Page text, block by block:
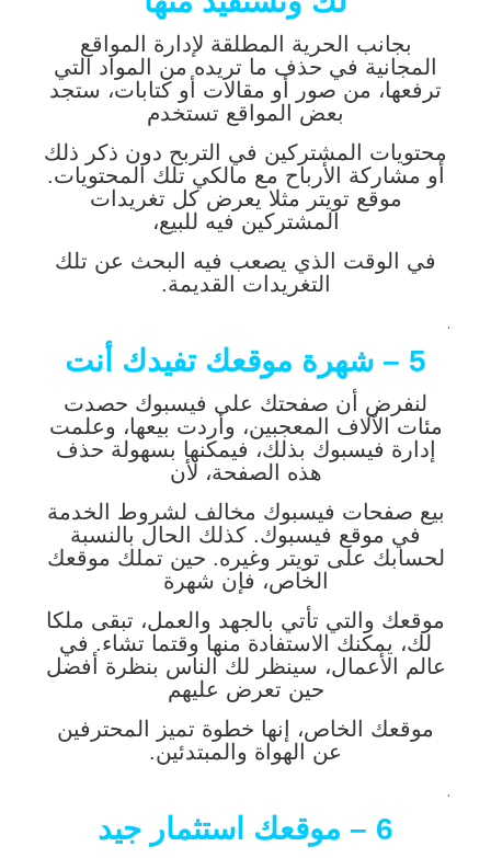
بجانب الحرية المطلقة لإدارة المواقع
المجانية في حذف ما تريده من المواد التي
ترفعها، من صور أو مقالات أو كتابات، ستجد
بعض المواقع تستخدم
محتويات المشتركين في التربح دون ذكر ذلك
أو مشاركة الأرباح مع مالكي تلك المحتويات.
موقع تويتر مثلا يعرض كل تغريدات
المشتركين فيه للبيع،
في الوقت الذي يصعب فيه البحث عن تلك
التغريدات القديمة.
.
5 – شهرة موقعك تفيدك أنت
لنفرض أن صفحتك على فيسبوك حصدت
مئات الآلاف المعجبين، وأردت بيعها، وعلمت
إدارة فيسبوك بذلك، فيمكنها بسهولة حذف
هذه الصفحة، لأن
بيع صفحات فيسبوك مخالف لشروط الخدمة
في موقع فيسبوك. كذلك الحال بالنسبة
لحسابك على تويتر وغيره. حين تملك موقعك
الخاص، فإن شهرة
موقعك والتي تأتي بالجهد والعمل، تبقى ملكا
لك، يمكنك الاستفادة منها وقتما تشاء. في
عالم الأعمال، سينظر لك الناس بنظرة أفضل
حين تعرض عليهم
موقعك الخاص، إنها خطوة تميز المحترفين
عن الهواة والمبتدئين.
.
6 – موقعك استثمار جيد